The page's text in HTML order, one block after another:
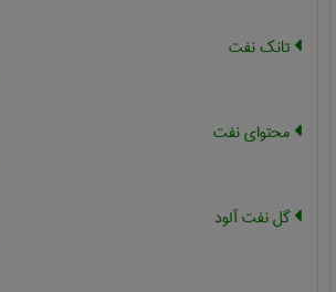
تانک نفت
محتوای نفت
گل نفت آلود